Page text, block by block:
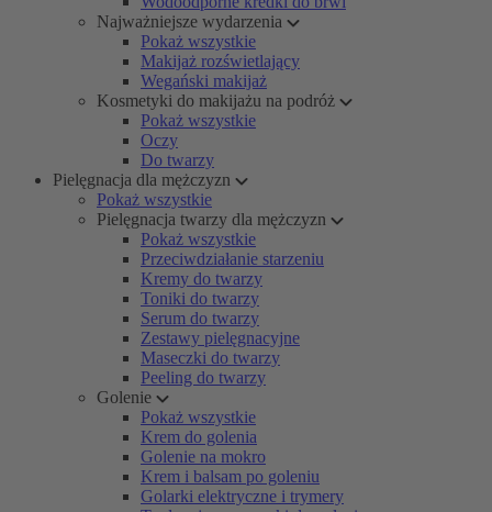
Najważniejsze wydarzenia
Pokaż wszystkie
Makijaż rozświetlający
Wegański makijaż
Kosmetyki do makijażu na podróż
Pokaż wszystkie
Oczy
Do twarzy
Pielęgnacja dla mężczyzn
Pokaż wszystkie
Pielęgnacja twarzy dla mężczyzn
Pokaż wszystkie
Przeciwdziałanie starzeniu
Kremy do twarzy
Toniki do twarzy
Serum do twarzy
Zestawy pielęgnacyjne
Maseczki do twarzy
Peeling do twarzy
Golenie
Pokaż wszystkie
Krem do golenia
Golenie na mokro
Krem i balsam po goleniu
Golarki elektryczne i trymery